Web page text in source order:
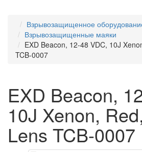
Взрывозащищенное
Взрывозащищенные маяки
EXD Beacon, 12-48 VDC, 10J
TCB-0007
EXD Beacon,
10J Xenon,
Lens TCB-0007